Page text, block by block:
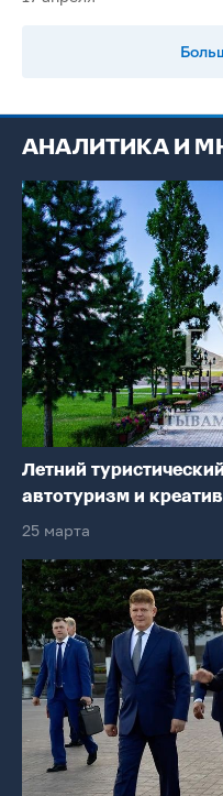
АНАЛИТИКА И
Летний
автотуризм и
25 марта